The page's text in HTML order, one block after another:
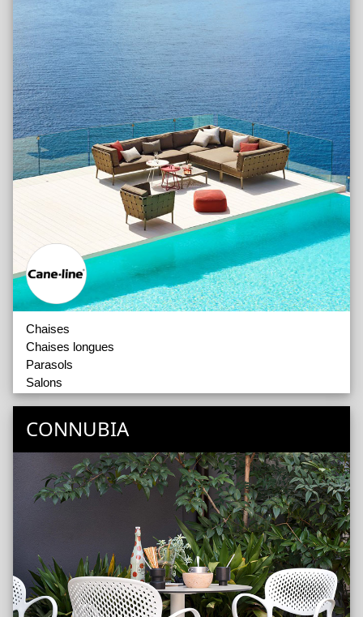
Coussins Décoratifs
Lits de Repos
Auvents
Bains de Soleil
Jardinières et Pots
Lampes
Objets
Tapis d'Extérieur
Chaises
Chaises longues
Parasols
Salons
Tables
CONNUBIA